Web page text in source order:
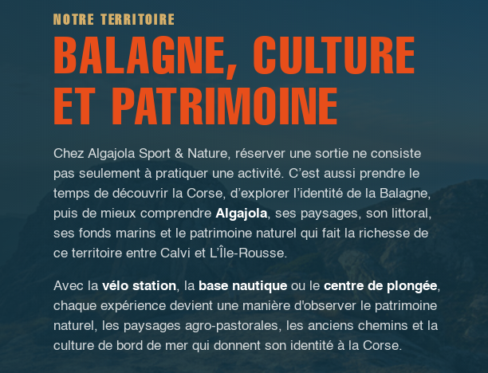
NOTRE TERRITOIRE
BALAGNE, CULTURE
ET PATRIMOINE
Chez Algajola Sport & Nature, réserver une sortie ne consiste
pas seulement à pratiquer une activité. C’est aussi prendre le
temps de découvrir la Corse, d’explorer l’identité de la Balagne,
puis de mieux comprendreAlgajola, ses paysages, son littoral,
ses fonds marins et le patrimoine naturel qui fait la richesse de
ce territoire entre Calvi et L’Île-Rousse.
Avec lavélo station, la base nautique ou lecentre de plongée,
chaque expérience devient une manière d'observer le patrimoine
naturel, les paysages agro-pastorales, les anciens chemins et la
culture de bord de mer qui donnent son identité à la Corse.